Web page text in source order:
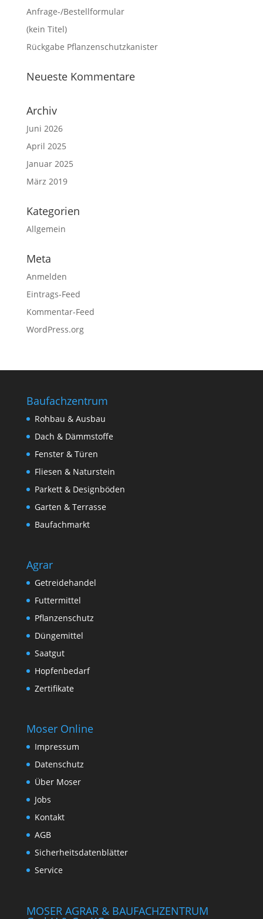
Anfrage-/Bestellformular
(kein Titel)
Rückgabe Pflanzenschutzkanister
Neueste Kommentare
Archiv
Juni 2026
April 2025
Januar 2025
März 2019
Kategorien
Allgemein
Meta
Anmelden
Eintrags-Feed
Kommentar-Feed
WordPress.org
Baufachzentrum
Rohbau & Ausbau
Dach & Dämmstoffe
Fenster & Türen
Fliesen & Naturstein
Parkett & Designböden
Garten & Terrasse
Baufachmarkt
Agrar
Getreidehandel
Futtermittel
Pflanzenschutz
Düngemittel
Saatgut
Hopfenbedarf
Zertifikate
Moser Online
Impressum
Datenschutz
Über Moser
Jobs
Kontakt
AGB
Sicherheitsdatenblätter
Service
MOSER AGRAR & BAUFACHZENTRUM